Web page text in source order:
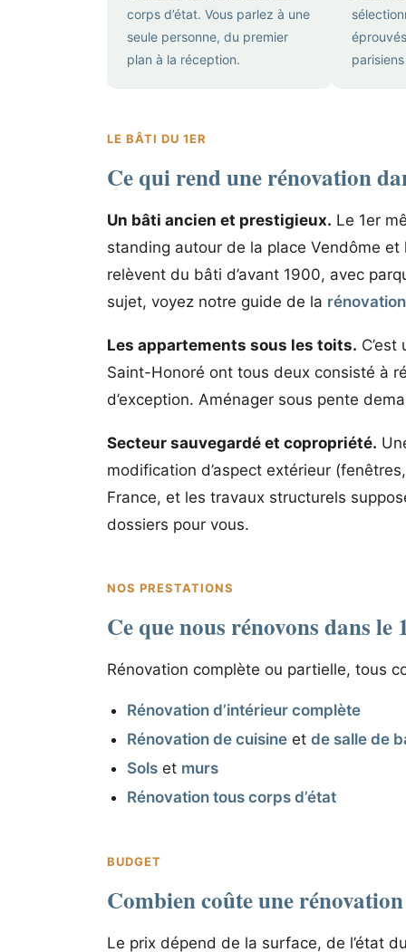
corps d’état. Vous parlez à une
seule personne, du premier
plan à la réception.
LE BÂTI DU 1ER
Ce qui rend une rénovation
Un bâti ancien et prestigieux. Le 1er
standing autour de la place Vendôme
relèvent du bâti d’avant 1900, avec
sujet, voyez notre guide de la
Les appartements sous les toits.
Saint-Honoré ont tous deux consisté à
d’exception. Aménager sous pente
Secteur sauvegardé et copropriété.
modification d’aspect extérieur
France, et les travaux structurels
dossiers pour vous.
NOS PRESTATIONS
Ce que nous rénovons dans le
Rénovation complète ou partielle, tous
Rénovation d’intérieur complète
Rénovation de cuisineet de salle de
Solset murs
Rénovation tous corps d’état
BUDGET
Combien coûte une
Le prix dépend de la surface, de l’état